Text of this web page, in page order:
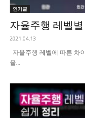
인기글
자율주행 레벨
2021.04.13
자율주행 레벨에 따른 차
율...